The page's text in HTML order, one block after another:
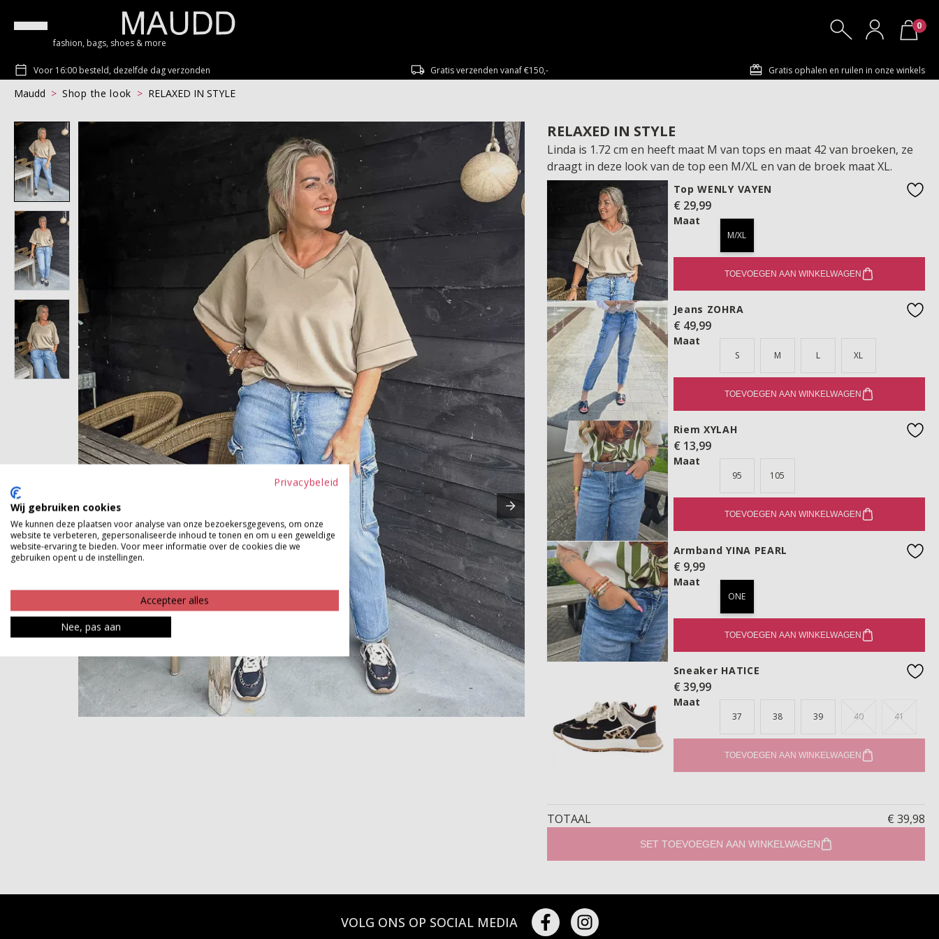
fashion, bags, shoes & more
0
Voor 16:00 besteld, dezelfde dag verzonden Gratis verzenden vanaf €150,- Gratis ophalen en ruilen in onze winkels
Maudd Shop the look RELAXED IN STYLE
RELAXED IN STYLE
Linda is 1.72 cm en heeft maat M van tops en maat 42 van broeken, ze
draagt in deze look van de top een M/XL en van de broek maat XL.
Top WENLY VAYEN
€ 29,99
Maat
M/XL
TOEVOEGEN AAN WINKELWAGEN
Jeans ZOHRA
€ 49,99
Maat
S M L XL
TOEVOEGEN AAN WINKELWAGEN
Riem XYLAH
€ 13,99
Maat
95 105
TOEVOEGEN AAN WINKELWAGEN
Armband YINA PEARL
€ 9,99
Maat
ONE
TOEVOEGEN AAN WINKELWAGEN
Sneaker HATICE
€ 39,99
Maat
37 38 39 40 41
TOEVOEGEN AAN WINKELWAGEN
TOTAAL € 39,98
SET TOEVOEGEN AAN WINKELWAGEN
VOLG ONS OP SOCIAL MEDIA
Privacybeleid
Wij gebruiken cookies
We kunnen deze plaatsen voor analyse van onze bezoekersgegevens, om onze
website te verbeteren, gepersonaliseerde inhoud te tonen en om u een geweldige
website-ervaring te bieden. Voor meer informatie over de cookies die we
gebruiken opent u de instellingen.
Accepteer alles
Nee, pas aan